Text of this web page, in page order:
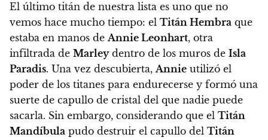
El último titán de nuestra lista es uno que no
vemos hace mucho tiempo: el Titán Hembra que
estaba en manos deAnnie Leonhart, otra
infiltrada de Marleydentro de los muros de Isla
Paradis. Una vez descubierta,Annie utilizó el
poder de los titanes para endurecerse y formó una
suerte de capullo de cristal del que nadie puede
sacarla. Sin embargo, considerando que el Titán
Mandíbula pudo destruir el capullo del Titán